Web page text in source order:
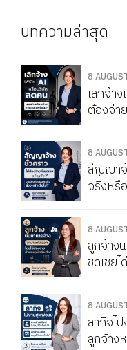
บทความล่าสุด
8
เลิกจ้า
ต้องจ่า
8
สัญญาจ้
จริงหรือ
8
ลูกจ้าง
ชดเชย
8
ลากิจไ
ลูกจ้าง